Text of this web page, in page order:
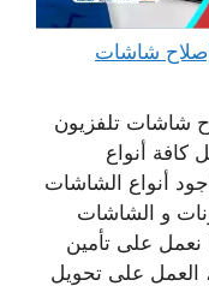
فني تصليح تلفزيونات 55880595 إصلاح شاشات
شاشات تلفزيون
كافة أنواع
أنواع الشاشات
و الشاشات
نعمل على تأمين
العمل على تحويل